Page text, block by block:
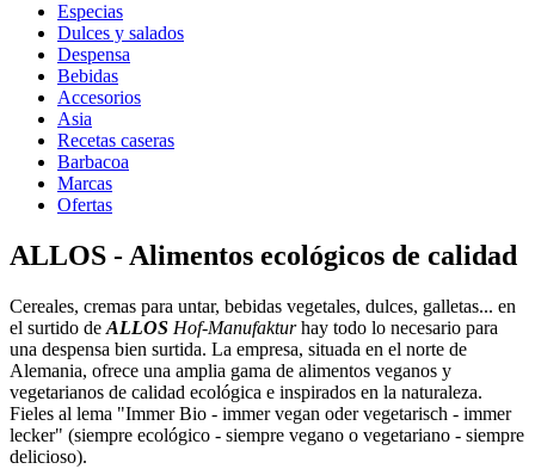
Especias
Dulces y salados
Despensa
Bebidas
Accesorios
Asia
Recetas caseras
Barbacoa
Marcas
Ofertas
ALLOS - Alimentos ecológicos de calidad
Cereales, cremas para untar, bebidas vegetales, dulces, galletas... en
el surtido de ALLOS Hof-Manufakturhay todo lo necesario para
una despensa bien surtida. La empresa, situada en el norte de
Alemania, ofrece una amplia gama de alimentos veganos y
vegetarianos de calidad ecológica e inspirados en la naturaleza.
Fieles al lema "Immer Bio - immer vegan oder vegetarisch - immer
lecker" (siempre ecológico - siempre vegano o vegetariano - siempre
delicioso).